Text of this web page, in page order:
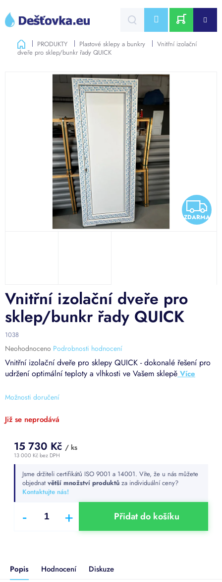
obsah
CZK
NÁKUPNÍ
DomůPRODUKTY Plastové sklepy a bunkry
Vnitřní izolační
dveře pro sklep/bunkr řady QUICK
Z
D
ZDARMA
Možnosti doručení
Vnitřní izolační dveře pro sklepy QUICK - dokonalé řešení pro
udržení optimální teploty a vlhkosti ve Vašem sklepě
Vnitřní izolační dveře pro
sklep/bunkr řady QUICK
1038
Průměrné
hodnocení
produktu
je
z
Neohodnoceno Podrobnosti hodnocení
Již se neprodává
15 730 Kč / ks
13 000 Kč bez DPH
cena:Jsme držiteli certifikátů ISO 9001 a 14001. Víte, že u nás můžete
objednat větší množství produktů za individuální ceny?
Kontaktujte nás!
Přidat do košíku
Popis Hodnocení Diskuze